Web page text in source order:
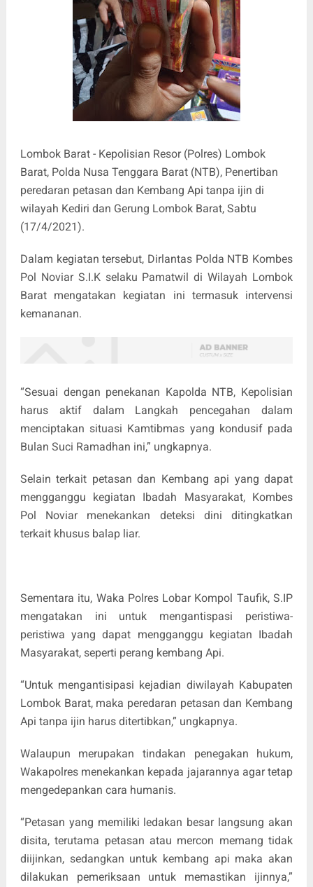
Lombok Barat - Kepolisian Resor (Polres) Lombok
Barat, Polda Nusa Tenggara Barat (NTB), Penertiban
peredaran petasan dan Kembang Api tanpa ijin di
wilayah Kediri dan Gerung Lombok Barat, Sabtu
(17/4/2021).
Dalam kegiatan tersebut, Dirlantas Polda NTB Kombes
Pol Noviar S.I.K selaku Pamatwil di Wilayah Lombok
Barat mengatakan kegiatan ini termasuk intervensi
kemananan.
“Sesuai dengan penekanan Kapolda NTB, Kepolisian
harus aktif dalam Langkah pencegahan dalam
menciptakan situasi Kamtibmas yang kondusif pada
Bulan Suci Ramadhan ini,” ungkapnya.
Selain terkait petasan dan Kembang api yang dapat
mengganggu kegiatan Ibadah Masyarakat, Kombes
Pol Noviar menekankan deteksi dini ditingkatkan
terkait khusus balap liar.
Sementara itu, Waka Polres Lobar Kompol Taufik, S.IP
mengatakan ini untuk mengantispasi peristiwa-
peristiwa yang dapat mengganggu kegiatan Ibadah
Masyarakat, seperti perang kembang Api.
“Untuk mengantisipasi kejadian diwilayah Kabupaten
Lombok Barat, maka peredaran petasan dan Kembang
Api tanpa ijin harus ditertibkan,” ungkapnya.
Walaupun merupakan tindakan penegakan hukum,
Wakapolres menekankan kepada jajarannya agar tetap
mengedepankan cara humanis.
“Petasan yang memiliki ledakan besar langsung akan
disita, terutama petasan atau mercon memang tidak
diijinkan, sedangkan untuk kembang api maka akan
dilakukan pemeriksaan untuk memastikan ijinnya,”